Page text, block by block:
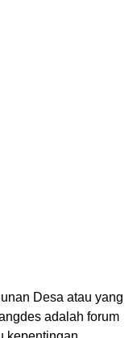
Desa atau yang
adalah forum